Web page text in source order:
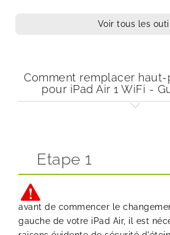
Voir tous les
Comment remplacer
pour iPad Air 1 WiFi -
Etape 1
avant de commencer le
gauche de votre iPad Air, il est